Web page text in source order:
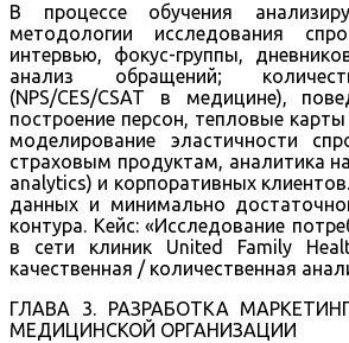
В процессе обучения
методологии исследования
интервью, фокус-группы,
анализ обращений;
(NPS/CES/CSAT в медицине),
построение персон, тепловые
моделирование эластичности
страховым продуктам, аналитика
analytics) и корпоративных
данных и минимально
контура. Кейс: «Исследование
в сети клиник United Family
качественная / количественная
ГЛАВА 3. РАЗРАБОТКА
МЕДИЦИНСКОЙ ОРГАНИЗАЦИИ